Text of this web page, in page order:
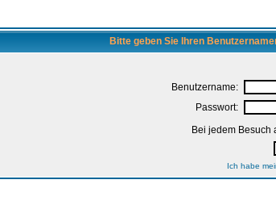
Bitte geben Sie Ihren
Benutzername:
Passwort:
Bei jedem Besuch
Ich habe